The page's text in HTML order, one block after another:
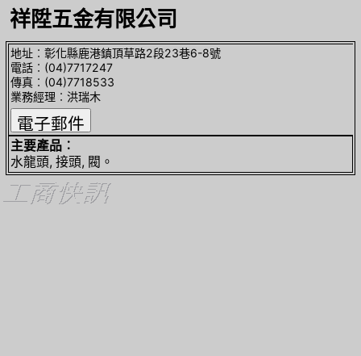
祥陞五金有限公司
地址︰彰化縣鹿港鎮頂草路2段23巷6-8號
電話︰(04)7717247
傳真︰(04)7718533
業務經理︰洪瑞木
主要產品︰
水龍頭, 接頭, 閥。